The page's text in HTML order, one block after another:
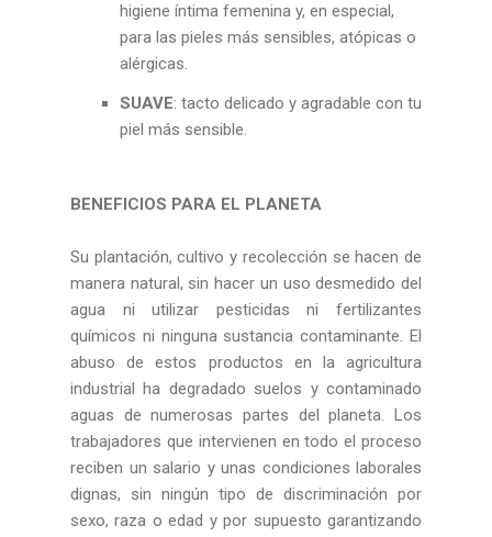
higiene íntima femenina y, en especial,
para las pieles más sensibles, atópicas o
alérgicas.
SUAVE: tacto delicado y agradable con tu
piel más sensible.
BENEFICIOS PARA EL PLANETA
Su plantación, cultivo y recolección se hacen de
manera natural, sin hacer un uso desmedido del
agua ni utilizar pesticidas ni fertilizantes
químicos ni ninguna sustancia contaminante. El
abuso de estos productos en la agricultura
industrial ha degradado suelos y contaminado
aguas de numerosas partes del planeta. Los
trabajadores que intervienen en todo el proceso
reciben un salario y unas condiciones laborales
dignas, sin ningún tipo de discriminación por
sexo, raza o edad y por supuesto garantizando